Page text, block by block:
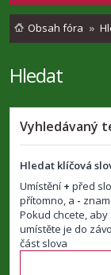
Obsah fóra
Hledat
Vyhledávaný
Hledat klíčová
Umístění + před
přítomno, a -
Pokud chcete,
umístěte je do
část slova